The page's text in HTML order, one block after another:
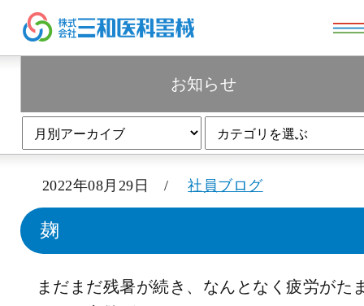
お知らせ
2022年08月29日 /社員ブログ
麹
まだまだ残暑が続き、なんとなく疲労がた
お知らせ